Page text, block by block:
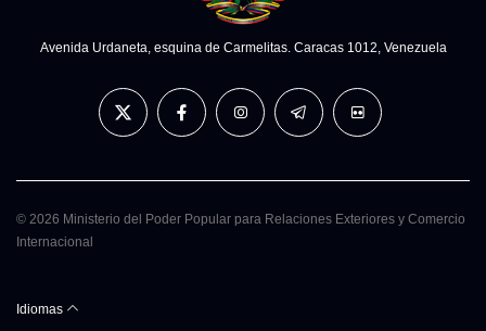
Avenida Urdaneta, esquina de Carmelitas. Caracas 1012, Venezuela
© 2026 Ministerio del Poder Popular para Relaciones Exteriores y Comercio
Internacional
Idiomas